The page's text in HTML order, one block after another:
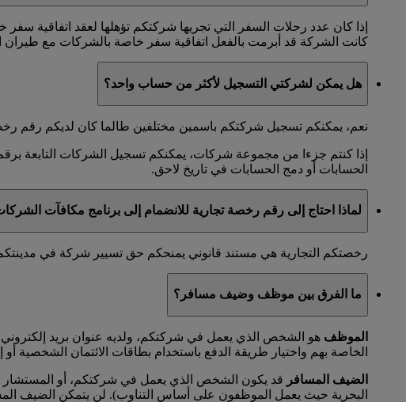
إذا كان عدد رحلات السفر التي تجريها شركتكم تؤهلها لعقد اتفاقية
كانت الشركة قد أبرمت بالفعل اتفاقية سفر خاصة بالشركات مع طيران
هل يمكن لشركتي التسجيل لأكثر من حساب واحد؟
نعم، يمكنكم تسجيل شركتكم باسمين مختلفين طالما كان لديكم رقم
إذا كنتم جزءا من مجموعة شركات، يمكنكم تسجيل الشركات التابعة
الحسابات أو دمج الحسابات في تاريخ لاحق.
لماذا احتاج إلى رقم رخصة تجارية للانضمام إلى برنامج مكافآت
رخصتكم التجارية هي مستند قانوني يمنحكم حق تسيير شركة في مدينتكم
ما الفرق بين موظف وضيف مسافر؟
الموظف هو الشخص الذي يعمل في شركتكم، ولديه عنوان بريد
الخاصة بهم واختيار طريقة الدفع باستخدام بطاقات الائتمان الشخصية أو
الضيف المسافر قد يكون الشخص الذي يعمل في شركتكم، أو المستشار
البحرية حيث يعمل الموظفون على أساس التناوب). لن يتمكن الضيف